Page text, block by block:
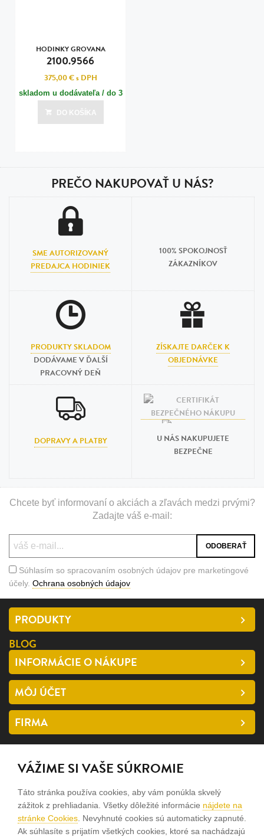
HODINKY GROVANA
2100.9566
375,00 €s DPH
skladom u dodávateľa / do 3
dní
Posledná aktualizácia dnes o 07:00
DO KOŠÍKA
PREČO NAKUPOVAŤ U NÁS?
SME AUTORIZOVANÝ
PREDAJCA HODINIEK
100% SPOKOJNOSŤ
ZÁKAZNÍKOV
PRODUKTY SKLADOM
DODÁVAME V ĎALŠÍ
PRACOVNÝ DEŇ
ZÍSKAJTE DARČEK K
OBJEDNÁVKE
DOPRAVY A PLATBY
U NÁS NAKUPUJETE
BEZPEČNE
Chcete byť informovaní o akciách a zľavách medzi prvými?
Zadajte váš e-mail:
Súhlasím so spracovaním osobných údajov pre marketingové
účely. Ochrana osobných údajov
PRODUKTY
BLOG
INFORMÁCIE O NÁKUPE
MÔJ ÚČET
FIRMA
SLEDUJTE NÁS
facebook
instagram
VÁŽIME SI VAŠE SÚKROMIE
Táto stránka používa cookies, aby vám ponúkla skvelý
zážitok z prehliadania. Všetky dôležité informácie nájdete na
stránke Cookies . Nevyhnuté cookies sú automaticky zapnuté.
Ak súhlasíte s prijatím všetkých cookies, ktoré sa nachádzajú